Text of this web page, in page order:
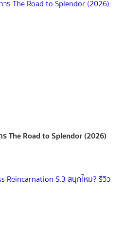
The Road to Splendor (2026)